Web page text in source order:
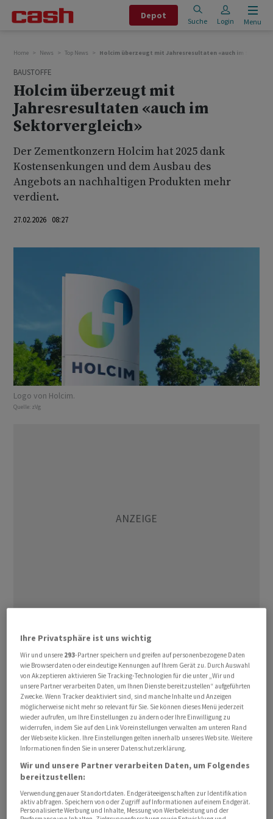
Depot
Suche Login Menu
Home News Top News Holcim überzeugt mit Jahresresultaten «auch im
BAUSTOFFE
Holcim überzeugt mit
Jahresresultaten «auch im
Sektorvergleich»
Der Zementkonzern Holcim hat 2025 dank
Kostensenkungen und dem Ausbau des
Angebots an nachhaltigen Produkten mehr
verdient.
27.02.2026 08:27
Logo von Holcim.
Quelle: zVg
⁠und dem Ausbau des Angebots ⁠an nachhaltigen
Produkten mehr verdient. Währungsbereinigt wuchs
‌der Umsatz um ‌3,0 Prozent ​auf 15,7 Milliarden Franken.
Der bereinigte operative Gewinn (wiederkehrendes
Ebit) stieg ‌um 10,3 Prozent auf 2,88 Milliarden Franken.
Analysten hatten einer vom ​Unternehmen selbst
erhobenen Umfrage zufolge ​einen bereinigten ​
operativen Gewinn von 2,86 Milliarden Franken
‌geschätzt.
Der Umsatz in den drei Monaten bis Ende Dezember
Ihre Privatsphäre ist uns wichtig
Wir und unsere 293-Partner speichern und greifen auf personenbezogene Daten
wie Browserdaten oder eindeutige Kennungen auf Ihrem Gerät zu. Durch Auswahl
von Akzeptieren aktivieren Sie Tracking-Technologien für die unter „Wir und
unsere Partner verarbeiten Daten, um Ihnen Dienste bereitzustellen“ aufgeführten
Zwecke. Wenn Tracker deaktiviert sind, sind manche Inhalte und Anzeigen
möglicherweise nicht mehr so relevant für Sie. Sie können dieses Menü jederzeit
wieder aufrufen, um Ihre Einstellungen zu ändern oder Ihre Einwilligung zu
widerrufen, indem Sie auf den Link Voreinstellungen verwalten am unteren Rand
der Webseite klicken. Ihre Einstellungen gelten innerhalb unseres Website. Weitere
Informationen finden Sie in unserer Datenschutzerklärung.
Wir und unsere Partner verarbeiten Daten, um Folgendes
bereitzustellen:
Verwendung genauer Standortdaten. Endgeräteeigenschaften zur Identifikation
aktiv abfragen. Speichern von oder Zugriff auf Informationen auf einem Endgerät.
Personalisierte Werbung und Inhalte, Messung von Werbeleistung und der